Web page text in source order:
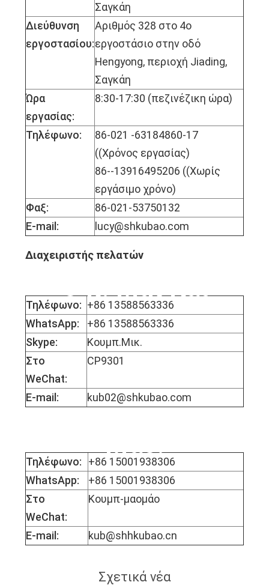
Σαγκάη
Διεύθυνση
εργοστασίου:
Αριθμός 328 στο 4ο
εργοστάσιο στην οδό
Hengyong, περιοχή Jiading,
Σαγκάη
Ώρα
εργασίας:
8:30-17:30 (πεζινέζικη ώρα)
Τηλέφωνο:
86-021 -63184860-17
((Χρόνος εργασίας)
86--13916495206 ((Χωρίς
εργάσιμο χρόνο)
Φαξ:
86-021-53750132
E-mail:
lucy@shkubao.com
Διαχειριστής πελατών
Τηλέφωνο: +86 13588563336
WhatsApp:
+86 13588563336
Skype:
Κουμπ.Μικ.
Στο
WeChat:
CP9301
E-mail: kub02@shkubao.com
Τηλέφωνο:
+86 15001938306
WhatsApp:
+86 15001938306
Στο
WeChat:
Κουμπ-μαομάο
E-mail: kub@shhkubao.cn
Σχετικά νέα